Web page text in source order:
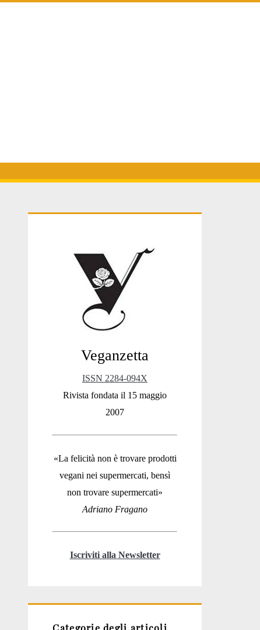
Sidebar
Veganzetta
ISSN 2284-094X
Rivista fondata il 15 maggio
2007
«La felicità non è trovare prodotti
vegani nei supermercati, bensì
non trovare supermercati»
Adriano Fragano
Iscriviti alla Newsletter